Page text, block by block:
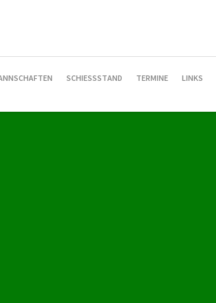
SCHIESSSTAND TERMINE LINKS